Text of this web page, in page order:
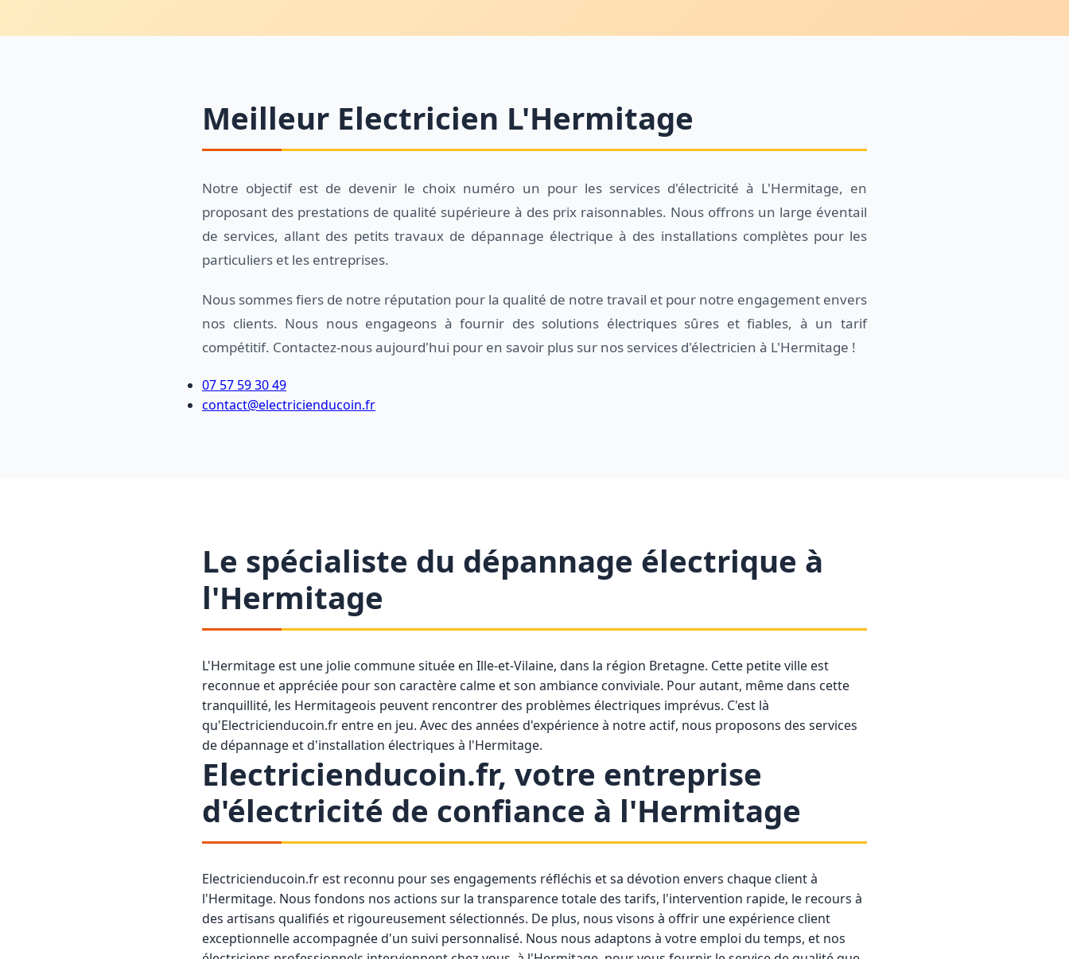
Meilleur Electricien L'Hermitage
Notre objectif est de devenir le choix numéro un pour les services d'électricité à L'Hermitage, en
proposant des prestations de qualité supérieure à des prix raisonnables. Nous offrons un large éventail
de services, allant des petits travaux de dépannage électrique à des installations complètes pour les
particuliers et les entreprises.
Nous sommes fiers de notre réputation pour la qualité de notre travail et pour notre engagement envers
nos clients. Nous nous engageons à fournir des solutions électriques sûres et fiables, à un tarif
compétitif. Contactez-nous aujourd'hui pour en savoir plus sur nos services d'électricien à L'Hermitage !
07 57 59 30 49
contact@electricienducoin.fr
Le spécialiste du dépannage électrique à
l'Hermitage
L'Hermitage est une jolie commune située en Ille-et-Vilaine, dans la région Bretagne. Cette petite ville est
reconnue et appréciée pour son caractère calme et son ambiance conviviale. Pour autant, même dans cette
tranquillité, les Hermitageois peuvent rencontrer des problèmes électriques imprévus. C'est là
qu'Electricienducoin.fr entre en jeu. Avec des années d'expérience à notre actif, nous proposons des services
de dépannage et d'installation électriques à l'Hermitage.
Electricienducoin.fr, votre entreprise
d'électricité de confiance à l'Hermitage
Electricienducoin.fr est reconnu pour ses engagements réfléchis et sa dévotion envers chaque client à
l'Hermitage. Nous fondons nos actions sur la transparence totale des tarifs, l'intervention rapide, le recours à
des artisans qualifiés et rigoureusement sélectionnés. De plus, nous visons à offrir une expérience client
exceptionnelle accompagnée d'un suivi personnalisé. Nous nous adaptons à votre emploi du temps, et nos